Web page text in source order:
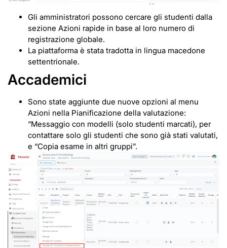
Gli amministratori possono cercare gli studenti dalla
sezione Azioni rapide in base al loro numero di
registrazione globale.
La piattaforma è stata tradotta in lingua macedone
settentrionale.
Accademici
Sono state aggiunte due nuove opzioni al menu
Azioni nella Pianificazione della valutazione:
“Messaggio con modelli (solo studenti marcati), per
contattare solo gli studenti che sono già stati valutati,
e “Copia esame in altri gruppi”.